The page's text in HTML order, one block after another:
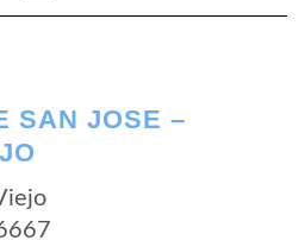
SAN JOSE –